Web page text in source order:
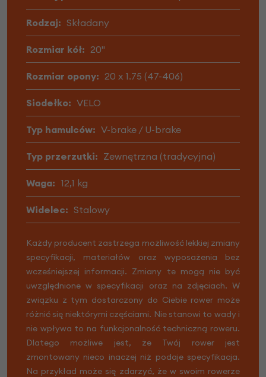
Rodzaj: Składany
Rozmiar kół: 20"
Rozmiar opony: 20 x 1.75 (47-406)
Siodełko: VELO
Typ hamulców: V-brake / U-brake
Typ przerzutki: Zewnętrzna (tradycyjna)
Waga: 12,1 kg
Widelec: Stalowy
Każdy producent zastrzega możliwość lekkiej zmiany
specyfikacji, materiałów oraz wyposażenia bez
wcześniejszej informacji. Zmiany te mogą nie być
uwzględnione w specyfikacji oraz na zdjęciach. W
związku z tym dostarczony do Ciebie rower może
różnić się niektórymi częściami. Nie stanowi to wady i
nie wpływa to na funkcjonalność techniczną roweru.
Dlatego możliwe jest, że Twój rower jest
zmontowany nieco inaczej niż podaje specyfikacja.
Na przykład może się zdarzyć, że w swoim rowerze